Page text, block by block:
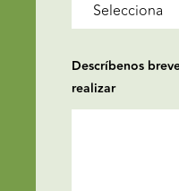
Descríbenos
realizar